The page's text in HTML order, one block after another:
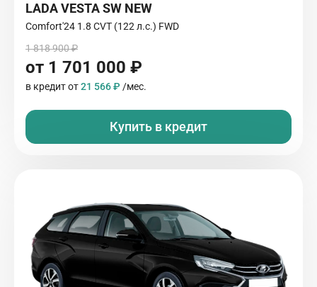
LADA VESTA SW NEW
Comfort'24 1.8 CVT (122 л.с.) FWD
1 818 900 ₽
от 1 701 000 ₽
в кредит от21 566 ₽ /мес.
Купить в кредит